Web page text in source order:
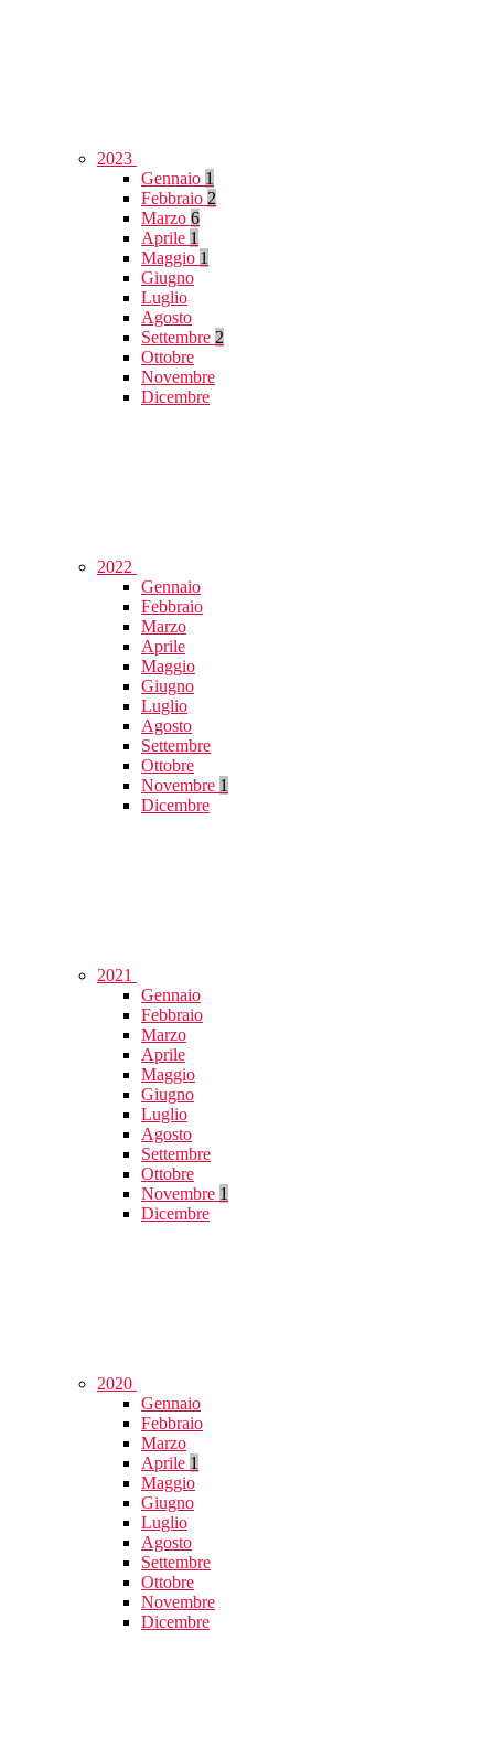
2023
Gennaio 1
Febbraio 2
Marzo 6
Aprile 1
Maggio 1
Giugno
Luglio
Agosto
Settembre 2
Ottobre
Novembre
Dicembre
2022
Gennaio
Febbraio
Marzo
Aprile
Maggio
Giugno
Luglio
Agosto
Settembre
Ottobre
Novembre 1
Dicembre
2021
Gennaio
Febbraio
Marzo
Aprile
Maggio
Giugno
Luglio
Agosto
Settembre
Ottobre
Novembre 1
Dicembre
2020
Gennaio
Febbraio
Marzo
Aprile 1
Maggio
Giugno
Luglio
Agosto
Settembre
Ottobre
Novembre
Dicembre